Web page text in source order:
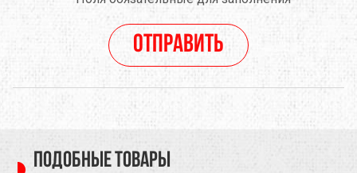
Отправить
Подобные товары